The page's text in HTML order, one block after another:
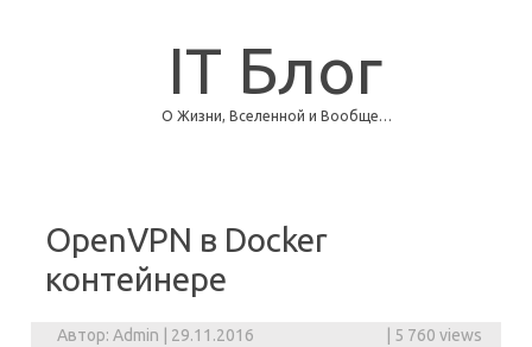
IT Блог
О Жизни, Вселенной и Вообще…
OpenVPN в Docker
контейнере
Автор:Admin 29.11.2016 5 760 views